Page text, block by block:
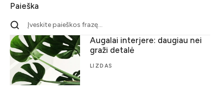
Paieška
Augalai interjere: daugiau nei
graži detalė
LIZDAS